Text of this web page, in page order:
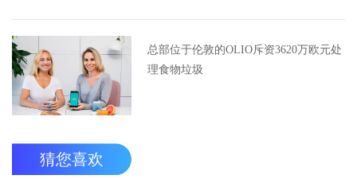
总部位于伦敦的OLIO斥资3620万欧元处
理食物垃圾
猜您喜欢